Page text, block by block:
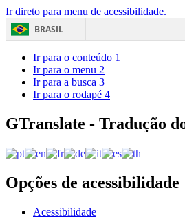
Ir direto para menu de acessibilidade.
BRASIL
Ir para o conteúdo 1
Ir para o menu 2
Ir para a busca 3
Ir para o rodapé 4
GTranslate - Tradução
Opções de acessibilidade
Acessibilidade